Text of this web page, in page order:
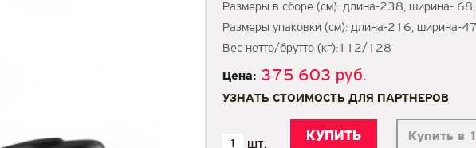
Размеры в сборе (см): длина-238, ширина-
Размеры упаковки (см): длина-216, ширина-
Вес нетто/брутто (кг):112/128
Цена: 375 603 руб.
УЗНАТЬ СТОИМОСТЬ ДЛЯ ПАРТНЕРОВ
Купить в